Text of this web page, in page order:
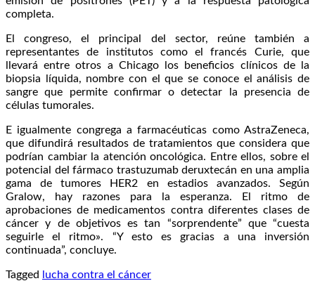
completa.
El congreso, el principal del sector, reúne también a
representantes de institutos como el francés Curie, que
llevará entre otros a Chicago los beneficios clínicos de la
biopsia líquida, nombre con el que se conoce el análisis de
sangre que permite confirmar o detectar la presencia de
células tumorales.
E igualmente congrega a farmacéuticas como AstraZeneca,
que difundirá resultados de tratamientos que considera que
podrían cambiar la atención oncológica. Entre ellos, sobre el
potencial del fármaco trastuzumab deruxtecán en una amplia
gama de tumores HER2 en estadios avanzados. Según
Gralow, hay razones para la esperanza. El ritmo de
aprobaciones de medicamentos contra diferentes clases de
cáncer y de objetivos es tan “sorprendente” que “cuesta
seguirle el ritmo». “Y esto es gracias a una inversión
continuada”, concluye.
Tagged lucha contra el cáncer